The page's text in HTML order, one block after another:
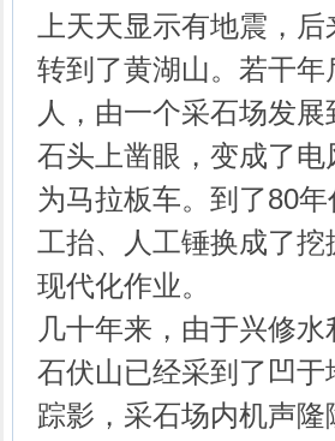
上天天显示有地震，
转到了黄湖山。若干
人，由一个采石场发
石头上凿眼，变成了
为马拉板车。到了80
工抬、人工锤换成了
现代化作业。
几十年来，由于兴修
石伏山已经采到了凹
踪影，采石场内机声